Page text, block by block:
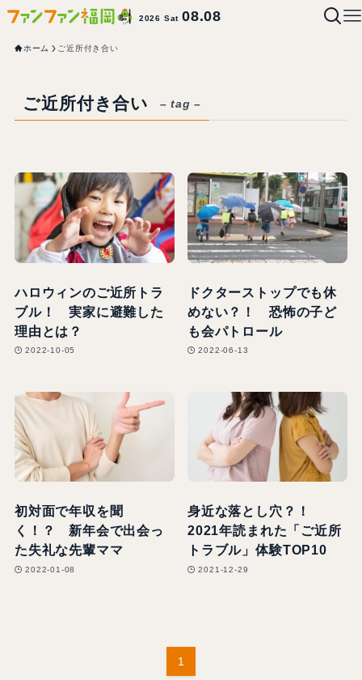
2026 Sat08.08
ホーム ご近所付き合い
ご近所付き合い – tag –
ハロウィンのご近所トラ
ブル！ 実家に避難した
理由とは？
2022-10-05
ドクターストップでも休
めない？！ 恐怖の子ど
も会パトロール
2022-06-13
初対面で年収を聞
く！？ 新年会で出会っ
た失礼な先輩ママ
2022-01-08
身近な落とし穴？！
2021年読まれた「ご近所
トラブル」体験TOP10
2021-12-29
1